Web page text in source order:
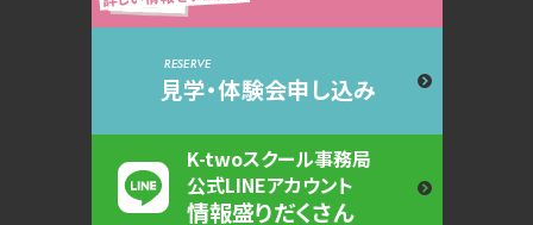
RESERVE
見学・体験会申し込み
K-twoスクール事務局
公式LINEアカウント
情報盛りだくさん